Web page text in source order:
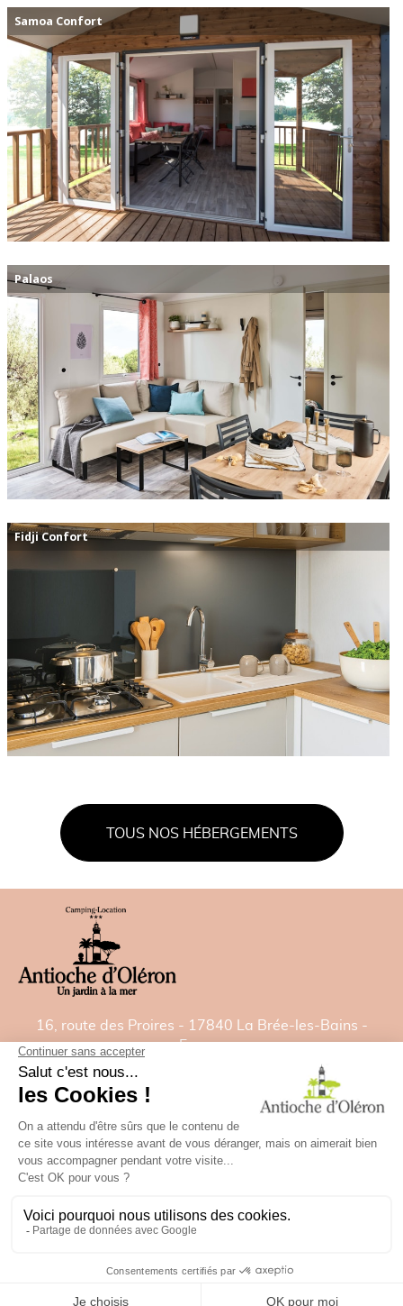
Samoa Confort
Palaos
Fidji Confort
TOUS NOS HÉBERGEMENTS
16, route des Proires - 17840 La Brée-les-Bains -
France
Tél:05 46 47 92 00
- Fax: 05 46 47 82 22
E-mail:
contact@camping-antiochedoleron.com
GPS: Latitude= 46.021532828 - Longitude=
-1.35827488
Plan du camping
Mentions Légales
Agence de communication Studio Plune
Besoin d'aide ?